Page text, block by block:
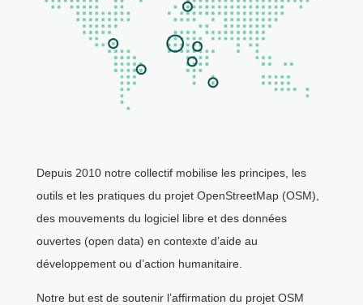
Depuis 2010 notre collectif mobilise les principes, les
outils et les pratiques du projet OpenStreetMap (OSM),
des mouvements du logiciel libre et des données
ouvertes (open data) en contexte d’aide au
développement ou d’action humanitaire.
Notre but est de soutenir l’affirmation du projet OSM